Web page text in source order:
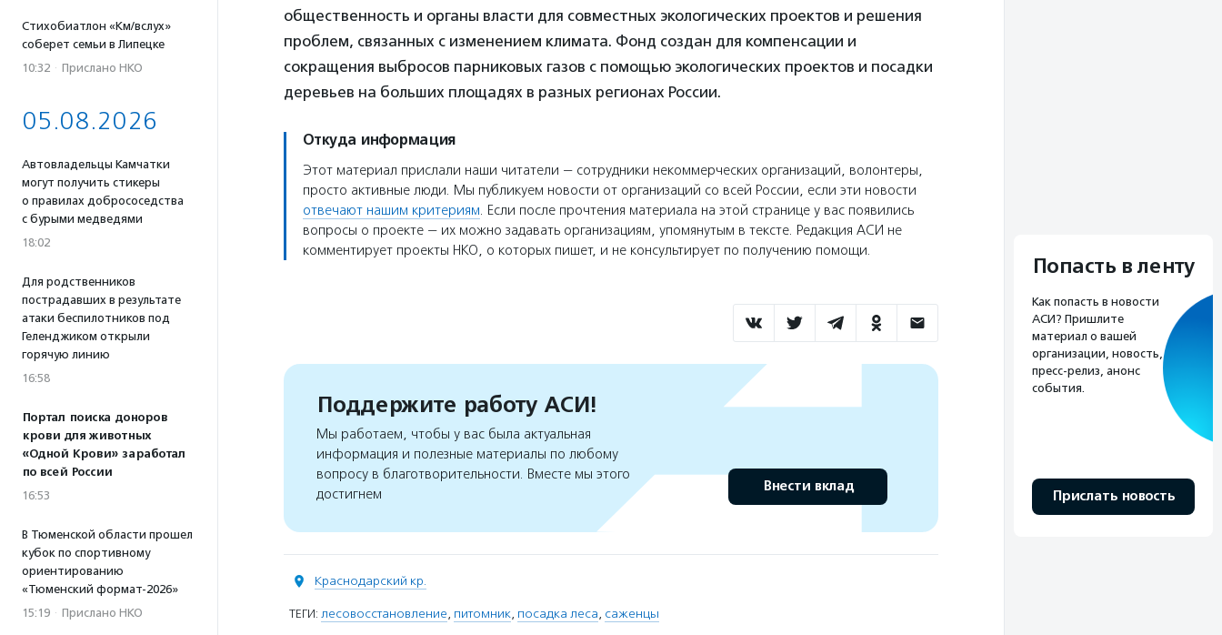
Стихобиатлон «Км/вслух»
соберет семьи в Липецке
10:32 · Прислано НКО
05.08.2026
Автовладельцы Камчатки
могут получить стикеры
о правилах добрососедства
с бурыми медведями
18:02
Для родственников
пострадавших в результате
атаки беспилотников под
Геленджиком открыли
горячую линию
16:58
Портал поиска доноров
крови для животных
«Одной Крови» заработал
по всей России
16:53
В Тюменской области прошел
кубок по спортивному
ориентированию
«Тюменский формат-2026»
15:19 · Прислано НКО
общественность и органы власти для совместных экологических проектов и решения
проблем, связанных с изменением климата. Фонд создан для компенсации и
сокращения выбросов парниковых газов с помощью экологических проектов и посадки
деревьев на больших площадях в разных регионах России.
Откуда информация
Этот материал прислали наши читатели — сотрудники некоммерческих организаций, волонтеры,
просто активные люди. Мы публикуем новости от организаций со всей России, если эти новости
отвечают нашим критериям. Если после прочтения материала на этой странице у вас появились
вопросы о проекте — их можно задавать организациям, упомянутым в тексте. Редакция АСИ не
комментирует проекты НКО, о которых пишет, и не консультирует по получению помощи.
Поддержите работу АСИ!
Мы работаем, чтобы у вас была актуальная
информация и полезные материалы по любому
вопросу в благотворительности. Вместе мы этого
достигнем
Внести вклад
Краснодарский кр.
ТЕГИ: лесовосстановление, питомник, посадка леса, саженцы
Попасть в ленту
Как попасть в новости
АСИ? Пришлите
материал о вашей
организации, новость,
пресс-релиз, анонс
события.
Прислать новость